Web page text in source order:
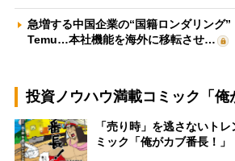
急増する中国企業の“国籍ロンダリング
Temu…本社機能を海外に移転させ…
投資ノウハウ満載コミック「俺
「売り時」を逃さないト
ミック「俺がカブ番長！」